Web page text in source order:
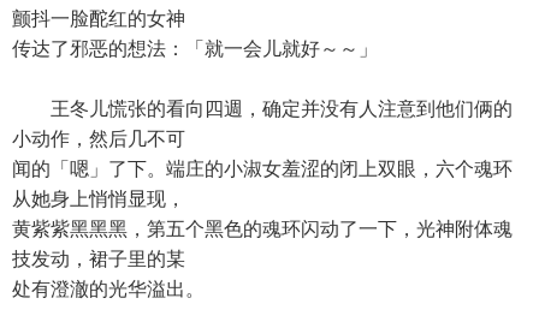
颤抖一脸酡红的女神
传达了邪恶的想法：「就一会儿就好～～」
王冬儿慌张的看向四週，确定并没有人注意到他们俩的
小动作，然后几不可
闻的「嗯」了下。端庄的小淑女羞涩的闭上双眼，六个魂环
从她身上悄悄显现，
黄紫紫黑黑黑，第五个黑色的魂环闪动了一下，光神附体魂
技发动，裙子里的某
处有澄澈的光华溢出。